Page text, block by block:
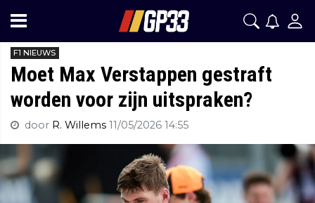
F1 NIEUWS
Moet Max Verstappen gestraft
worden voor zijn uitspraken?
door R. Willems 11/05/2026 14:55